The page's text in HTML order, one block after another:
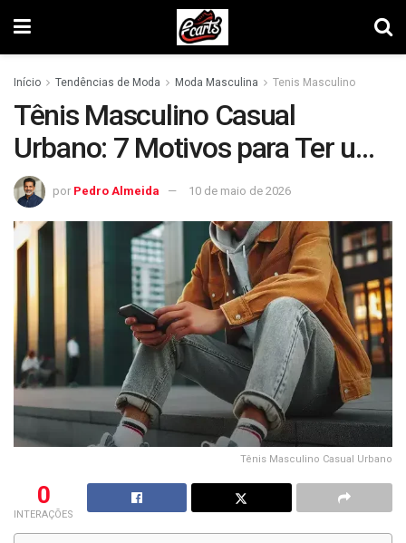
Início Tendências de Moda Moda Masculina Tenis Masculino
Tênis Masculino Casual
Urbano: 7 Motivos para Ter um
no Guarda-Roupas
por Pedro Almeida 10 de maio de 2026
Tênis Masculino Casual Urbano
0
INTERAÇÕES